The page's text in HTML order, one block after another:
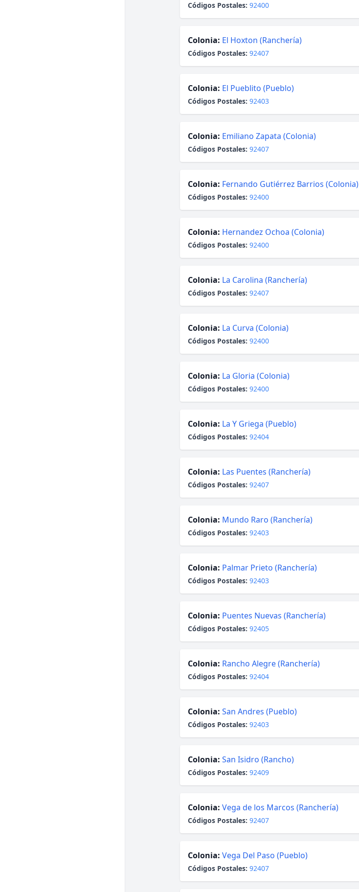
Códigos Postales: 92400
Colonia: El Hoxton (Ranchería)
Códigos Postales: 92407
Colonia: El Pueblito (Pueblo)
Códigos Postales: 92403
Colonia: Emiliano Zapata (Colonia)
Códigos Postales: 92407
Colonia: Fernando Gutiérrez Barrios (Colonia)
Códigos Postales: 92400
Colonia: Hernandez Ochoa (Colonia)
Códigos Postales: 92400
Colonia: La Carolina (Ranchería)
Códigos Postales: 92407
Colonia: La Curva (Colonia)
Códigos Postales: 92400
Colonia: La Gloria (Colonia)
Códigos Postales: 92400
Colonia: La Y Griega (Pueblo)
Códigos Postales: 92404
Colonia: Las Puentes (Ranchería)
Códigos Postales: 92407
Colonia: Mundo Raro (Ranchería)
Códigos Postales: 92403
Colonia: Palmar Prieto (Ranchería)
Códigos Postales: 92403
Colonia: Puentes Nuevas (Ranchería)
Códigos Postales: 92405
Colonia: Rancho Alegre (Ranchería)
Códigos Postales: 92404
Colonia: San Andres (Pueblo)
Códigos Postales: 92403
Colonia: San Isidro (Rancho)
Códigos Postales: 92409
Colonia: Vega de los Marcos (Ranchería)
Códigos Postales: 92407
Colonia: Vega Del Paso (Pueblo)
Códigos Postales: 92407